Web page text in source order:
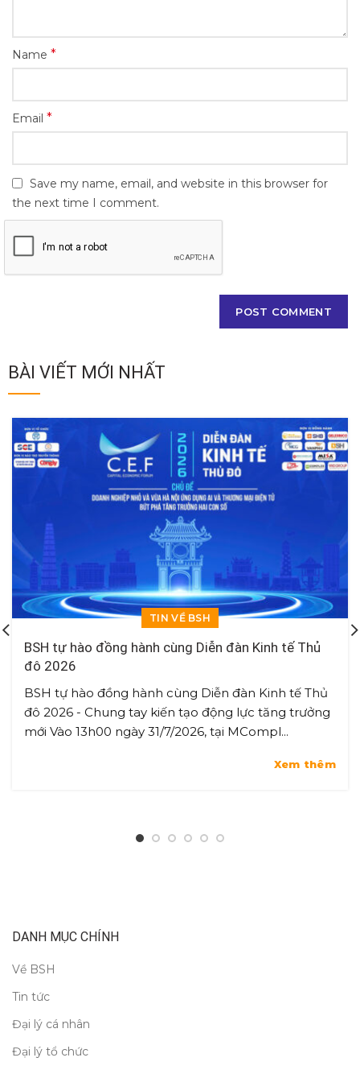
Name *
Email *
Save my name, email, and website in this browser for
the next time I comment.
BÀI VIẾT MỚI NHẤT
TIN VỀ BSH
BSH tự hào đồng hành cùng Diễn đàn Kinh tế Thủ
đô 2026
BSH tự hào đồng hành cùng Diễn đàn Kinh tế Thủ
đô 2026 - Chung tay kiến tạo động lực tăng trưởng
mới Vào 13h00 ngày 31/7/2026, tại MCompl...
Xem thêm
DANH MỤC CHÍNH
Về BSH
Tin tức
Đại lý cá nhân
Đại lý tổ chức